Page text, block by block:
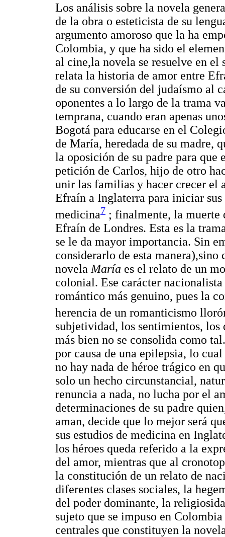
Los análisis sobre la novela
de la obra o esteticista de su
argumento amoroso que la ha
Colombia, y que ha sido el
al cine,la novela se resuelve en
relata la historia de amor entre
de su conversión del judaísmo al
oponentes a lo largo de la trama
temprana, cuando eran apenas
Bogotá para educarse en el
de María, heredada de su madre,
la oposición de su padre para que
petición de Carlos, hijo de otro
unir las familias y hacer crecer el
Efraín a Inglaterra para iniciar
medicina7 ; finalmente, la muerte
Efraín de Londres. Esta es la
se le da mayor importancia. Sin
considerarlo de esta
novela María es el relato de un
colonial. Ese carácter
romántico más genuino, pues la
herencia de un romanticismo
subjetividad, los sentimientos, los
más bien no se consolida como
por causa de una epilepsia, lo
no hay nada de héroe trágico en
solo un hecho circunstancial,
renuncia a nada, no lucha por el
determinaciones de su padre
aman, decide que lo mejor será
sus estudios de medicina en
los héroes queda referido a la
del amor, mientras que al
la constitución de un relato de
diferentes clases sociales, la
del poder dominante, la
sujeto que se impuso en
centrales que constituyen la